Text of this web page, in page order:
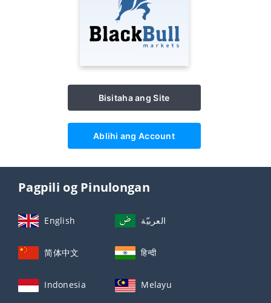
Bisitaha ang Site
Ablihi ang Account
Pagpili og Pinulongan
English العربيّة
简体中文 हिन्दी
Indonesia Melayu